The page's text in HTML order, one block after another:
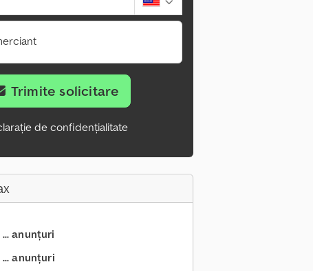
Trimite solicitare
de confidențialitate
anunțuri
... anunțuri